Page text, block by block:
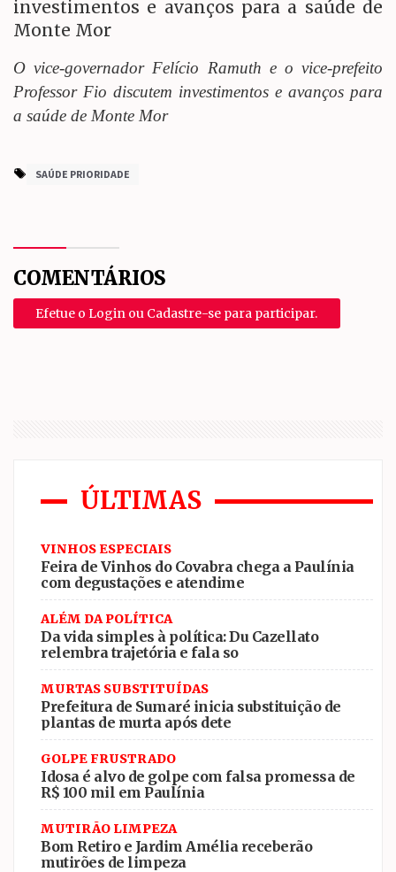
O vice-governador Felício Ramuth e o vice-prefeito
Professor Fio discutem investimentos e avanços para
a saúde de Monte Mor
SAÚDE PRIORIDADE
COMENTÁRIOS
Efetue o Login ou Cadastre-se para participar.
ÚLTIMAS
VINHOS ESPECIAIS
Feira de Vinhos do Covabra chega a Paulínia
com degustações e atendime
ALÉM DA POLÍTICA
Da vida simples à política: Du Cazellato
relembra trajetória e fala so
MURTAS SUBSTITUÍDAS
Prefeitura de Sumaré inicia substituição de
plantas de murta após dete
GOLPE FRUSTRADO
Idosa é alvo de golpe com falsa promessa de
R$ 100 mil em Paulínia
MUTIRÃO LIMPEZA
Bom Retiro e Jardim Amélia receberão
mutirões de limpeza